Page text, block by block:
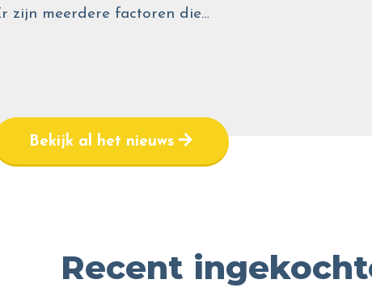
zijn meerdere factoren die…
Bekijk al het nieuws
Recent